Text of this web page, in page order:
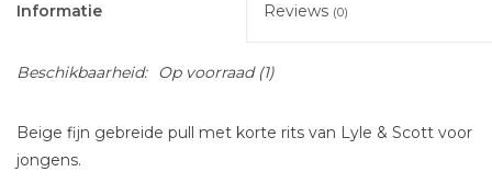
Informatie Reviews (0)
Beschikbaarheid: Op voorraad(1)
Beige fijn gebreide pull met korte rits van Lyle & Scott voor
jongens.